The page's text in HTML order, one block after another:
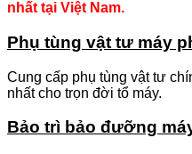
nhất tại Việt Nam.
Phụ tùng vật tư máy
Cung cấp phụ tùng vật tư
nhất cho trọn đời tổ máy.
Bảo trì bảo đưỡng